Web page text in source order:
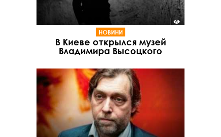
НОВИНИ
В Киеве открылся музей
Владимира Высоцкого